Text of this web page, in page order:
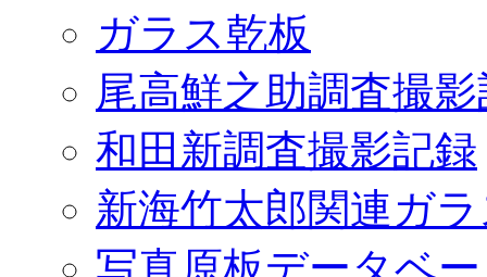
ガラス乾板
尾高鮮之助調査撮
和田新調査撮影記録
新海竹太郎関連ガ
写真原板データベ